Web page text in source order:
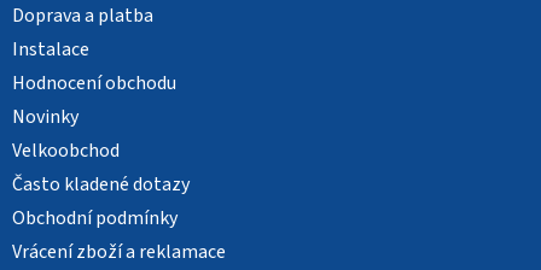
Doprava a platba
Instalace
Hodnocení obchodu
Novinky
Velkoobchod
Často kladené dotazy
Obchodní podmínky
Vrácení zboží a reklamace